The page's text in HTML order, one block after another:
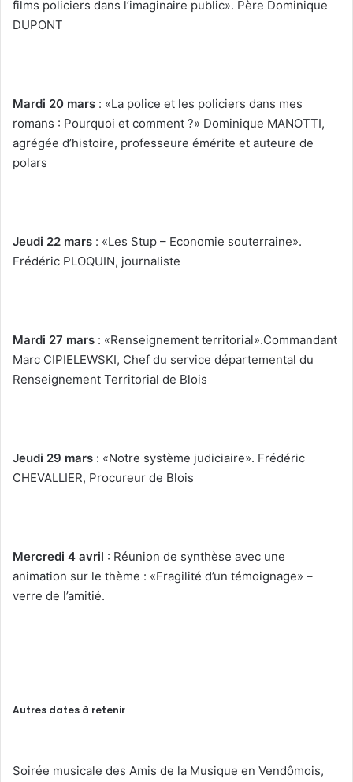
films policiers dans l’imaginaire public». Père Dominique
DUPONT
Mardi 20 mars : «La police et les policiers dans mes
romans : Pourquoi et comment ?» Dominique MANOTTI,
agrégée d’histoire, professeure émérite et auteure de
polars
Jeudi 22 mars : «Les Stup – Economie souterraine».
Frédéric PLOQUIN, journaliste
Mardi 27 mars : «Renseignement territorial».Commandant
Marc CIPIELEWSKI, Chef du service départemental du
Renseignement Territorial de Blois
Jeudi 29 mars : «Notre système judiciaire». Frédéric
CHEVALLIER, Procureur de Blois
Mercredi 4 avril : Réunion de synthèse avec une
animation sur le thème : «Fragilité d’un témoignage» –
verre de l’amitié.
Autres dates à retenir
Soirée musicale des Amis de la Musique en Vendômois,